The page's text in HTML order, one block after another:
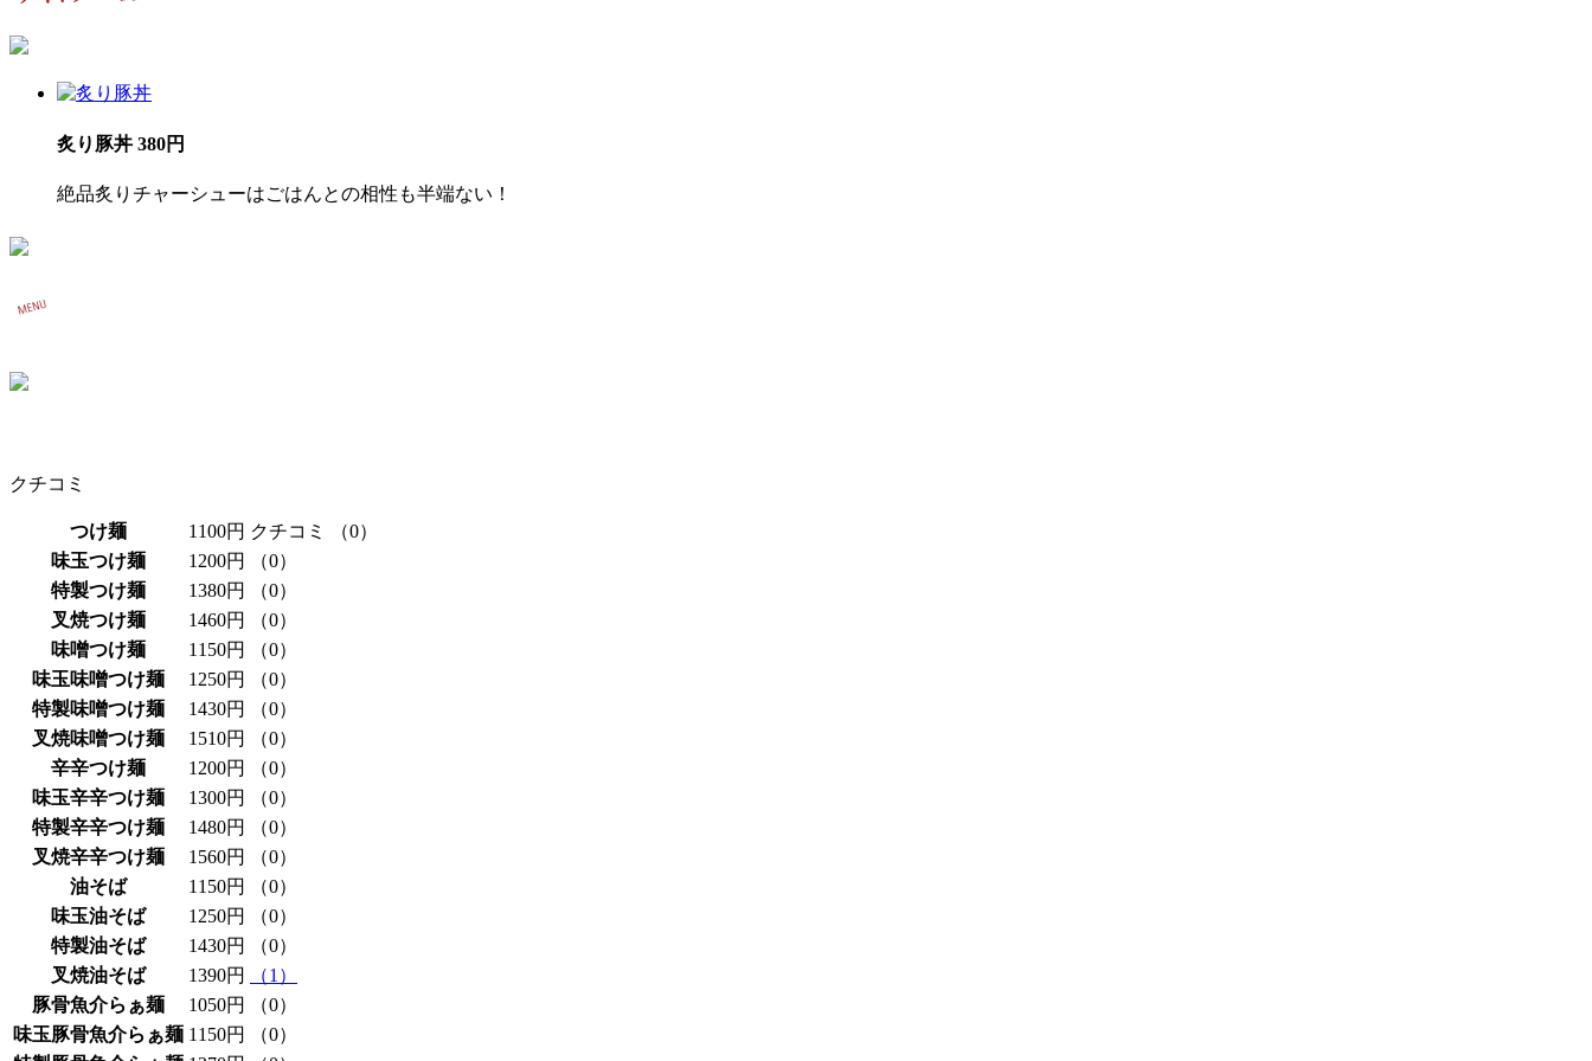
炙り豚丼 380円
絶品炙りチャーシューはごはんとの相性も半端ない！
クチコミ
つけ麺 1100円 クチコミ
（0）
味玉つけ麺
1200円
（0）
特製つけ麺
1380円
（0）
叉焼つけ麺
1460円
（0）
味噌つけ麺
1150円
（0）
味玉味噌つけ麺
1250円
（0）
特製味噌つけ麺
1430円
（0）
叉焼味噌つけ麺
1510円
（0）
辛辛つけ麺
1200円
（0）
味玉辛辛つけ麺
1300円
（0）
特製辛辛つけ麺
1480円
（0）
叉焼辛辛つけ麺
1560円
（0）
油そば
1150円
（0）
味玉油そば
1250円
（0）
特製油そば
1430円
（0）
叉焼油そば
1390円
（1）
豚骨魚介らぁ麺
1050円
（0）
味玉豚骨魚介らぁ麺 1150円
（0）